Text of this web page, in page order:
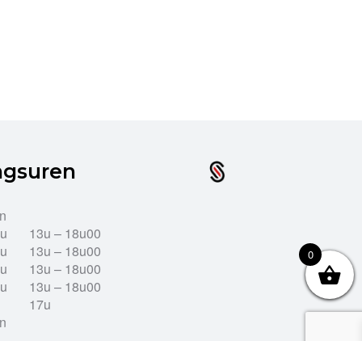
13u – 18u00
13u – 18u00
13u – 18u00
13u – 18u00
17u
0